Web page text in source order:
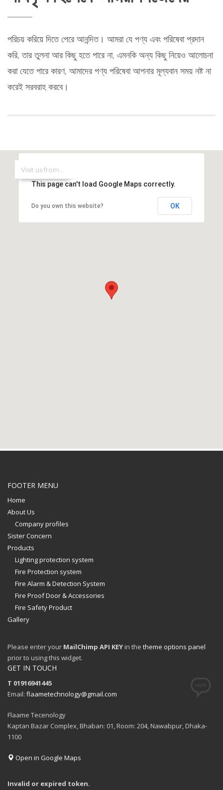
পরিচয় করিয়ে দিতে পেরে আনন্দিত। আমরা যে পণ্য এবং পরিষেবা প্রদান
করি, তার তুলনা আর কিছু হতে পারে না, এমনকি অন্য কিছু নিয়েও আলোচনা
করা যেতে পারে কারণ, আমাদের পণ্য পরিষেবা আপনার মূল্যবান সময় নষ্ট না
করেই সরবরাহ করবে।
This page can't load Google Maps correctly.
Do you own this website? OK
FOOTER MENU
Home
About Us
Company profiles
Sister Concern
Products
Lighting protection system
Fire Protection system
Fire Alarm & Detection System
Fire Proof Door & Accessories
Fire Safety Product
Gallery
Please enter your MailChimp API KEY in the theme options panel
prior to using this widget.
GET IN TOUCH
T 01916941445
Email: flaametechnology@gmail.com
Flaame Tecenology
Kaptan Bazar Complex, Bhaban: 01, Room: 204, Nawabpur, Dhaka-
1100
Open in Google Maps
Invalid or expired token.